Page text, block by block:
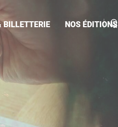
BILLETTERIE NOS ÉDITIONS